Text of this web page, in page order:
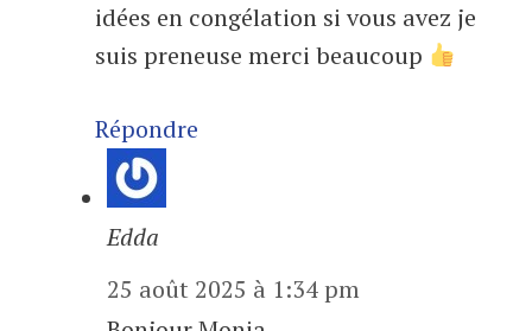
idées en congélation si vous avez je
suis preneuse merci beaucoup
Répondre
Edda
25 août 2025 à 1:34 pm